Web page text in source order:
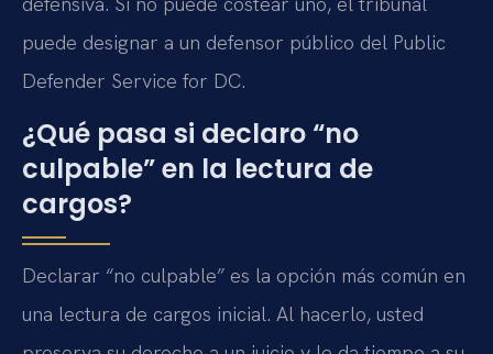
puede designar a un defensor público del Public
Defender Service for DC.
¿Qué pasa si declaro “no
culpable” en la lectura de
cargos?
Declarar “no culpable” es la opción más común en
una lectura de cargos inicial. Al hacerlo, usted